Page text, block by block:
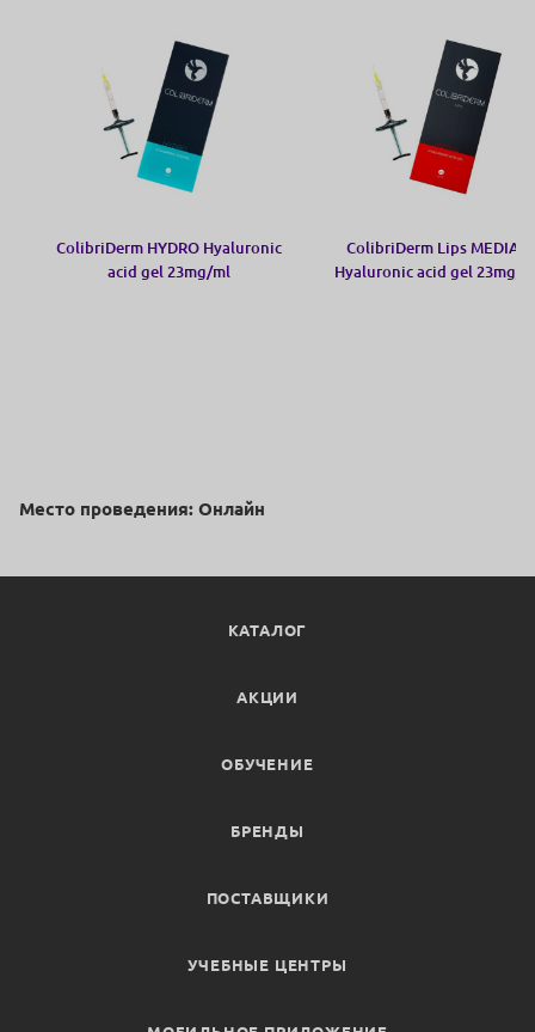
ColibriDerm HYDRO Hyaluronic
acid gel 23mg/ml
ColibriDerm Lips MEDIAL
Hyaluronic acid gel 23mg/
Место проведения: Онлайн
КАТАЛОГ
АКЦИИ
ОБУЧЕНИЕ
БРЕНДЫ
ПОСТАВЩИКИ
УЧЕБНЫЕ ЦЕНТРЫ